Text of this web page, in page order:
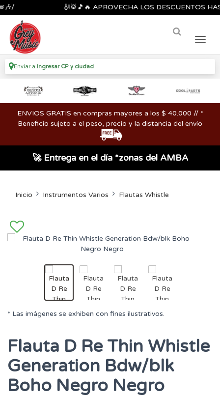
🎻🥁🎵🔥 APROVECHA LOS DESCUENTOS
Enviar a Ingresar CP y ciudad
ENVIOS GRATIS en compras mayores a los $ 40.000 // *
Beneficio sujeto a el peso, precio y la distancia del envío
🚀 Entrega en el día *zonas del AMBA
Inicio Instrumentos Varios Flautas Whistle
* Las imágenes se exhiben con fines ilustrativos.
Flauta D Re Thin Whistle
Generation Bdw/blk
Boho Negro Negro